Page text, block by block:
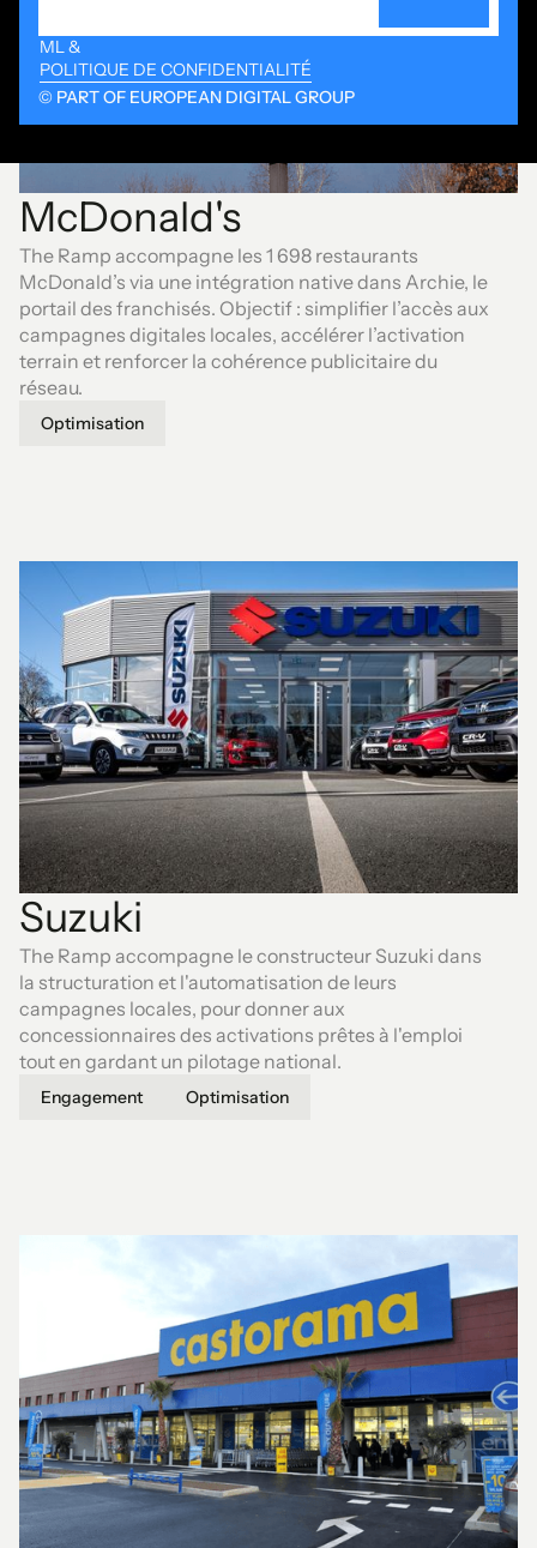
McDonald's
The Ramp accompagne les 1 698 restaurants
McDonald’s via une intégration native dans Archie, le
portail des franchisés. Objectif : simplifier l’accès aux
campagnes digitales locales, accélérer l’activation
terrain et renforcer la cohérence publicitaire du
réseau.
Optimisation
Suzuki
The Ramp accompagne le constructeur Suzuki dans
la structuration et l'automatisation de leurs
campagnes locales, pour donner aux
concessionnaires des activations prêtes à l'emploi
tout en gardant un pilotage national.
Engagement Optimisation
ML &
POLITIQUE DE CONFIDENTIALITÉ
© PART OF EUROPEAN DIGITAL GROUP